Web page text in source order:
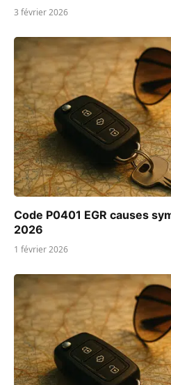
3 février 2026
Code P0401 EGR causes
2026
1 février 2026